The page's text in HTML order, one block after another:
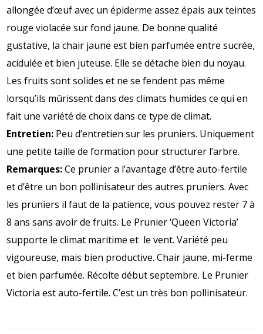
allongée d’œuf avec un épiderme assez épais aux teintes
rouge violacée sur fond jaune. De bonne qualité
gustative, la chair jaune est bien parfumée entre sucrée,
acidulée et bien juteuse. Elle se détache bien du noyau.
Les fruits sont solides et ne se fendent pas même
lorsqu’ils mûrissent dans des climats humides ce qui en
fait une variété de choix dans ce type de climat.
Entretien: Peu d’entretien sur les pruniers. Uniquement
une petite taille de formation pour structurer l’arbre.
Remarques:Ce prunier a l’avantage d’être auto-fertile
et d’être un bon pollinisateur des autres pruniers. Avec
les pruniers il faut de la patience, vous pouvez rester 7 à
8 ans sans avoir de fruits. Le Prunier ‘Queen Victoria’
supporte le climat maritime et le vent. Variété peu
vigoureuse, mais bien productive. Chair jaune, mi-ferme
et bien parfumée. Récolte début septembre. Le Prunier
Victoria est auto-fertile. C’est un très bon pollinisateur.